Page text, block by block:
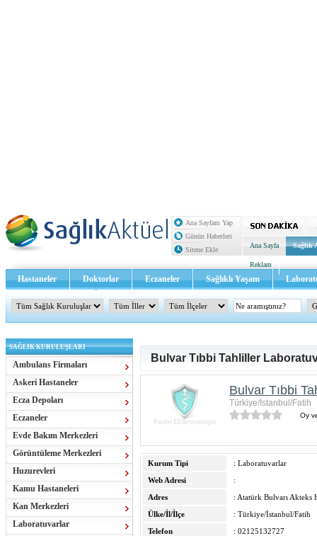
Ana Sayfam Yap
Günün Haberleri
Sitene Ekle
Ana Sayfa Sağlık
Reklam
Hastaneler Doktorlar Eczaneler Sağlıklı Yaşam
Sağlık TV - Video İletişim
SAĞLIK KURULUŞLARI
Ambulans Firmaları
Askeri Hastaneler
Ecza Depoları
Eczaneler
Evde Bakım Merkezleri
Görüntüleme Merkezleri
Huzurevleri
Kamu Hastaneleri
Kan Merkezleri
Laboratuvarlar
Bulvar Tıbbi Tahliller
Bulvar Tıbbi
Türkiye/İstanbul/Fatih
Oy
Kurum Tipi
: Laboratuvarlar
Web Adresi
:
Adres
: Atatürk Bulvarı Akteks
Ülke/İl/İlçe
: Türkiye/İstanbul/Fatih
Telefon
: 02125132727